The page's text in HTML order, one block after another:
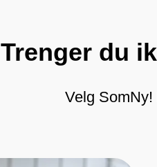
Trenger du
Velg